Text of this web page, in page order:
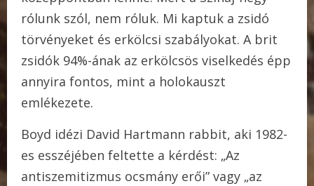
rólunk szól, nem róluk. Mi kaptuk a zsidó
törvényeket és erkölcsi szabályokat. A brit
zsidók 94%-ának az erkölcsös viselkedés épp
annyira fontos, mint a holokauszt
emlékezete.
Boyd idézi David Hartmann rabbit, aki 1982-
es esszéjében feltette a kérdést: „Az
antiszemitizmus ocsmány erői” vagy „az